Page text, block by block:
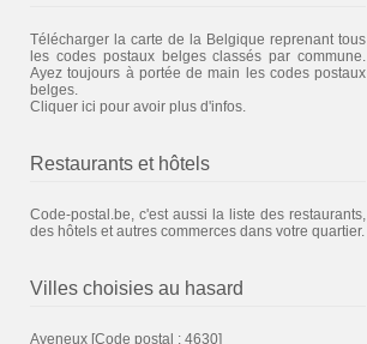
Télécharger la carte de la Belgique reprenant tous
les codes postaux belges classés par commune.
Ayez toujours à portée de main les codes postaux
belges.
Cliquer ici pour avoir plus d'infos.
Restaurants et hôtels
Code-postal.be, c'est aussi la liste des restaurants,
des hôtels et autres commerces dans votre quartier.
Villes choisies au hasard
Ayeneux [Code postal : 4630]